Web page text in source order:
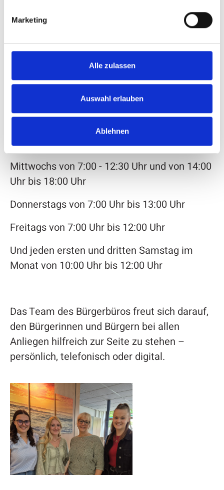
Marketing
Alle zulassen
Auswahl erlauben
Ablehnen
Das Bürgerbüro ist wöchentlich an 35 bis 37
Stunden geöffnet und punktet so mit
bürgerfreundlichen Öffnungszeiten, die auch
berufstätigen Personen entgegenkommen:
Montags von 7:00 Uhr bis 12:30 Uhr und von
14:00 - 17:00 Uhr
Dienstags von 7:00 Uhr bis 13:00 Uhr
Mittwochs von 7:00 - 12:30 Uhr und von 14:00
Uhr bis 18:00 Uhr
Donnerstags von 7:00 Uhr bis 13:00 Uhr
Freitags von 7:00 Uhr bis 12:00 Uhr
Und jeden ersten und dritten Samstag im
Monat von 10:00 Uhr bis 12:00 Uhr
Das Team des Bürgerbüros freut sich darauf,
den Bürgerinnen und Bürgern bei allen
Anliegen hilfreich zur Seite zu stehen –
persönlich, telefonisch oder digital.